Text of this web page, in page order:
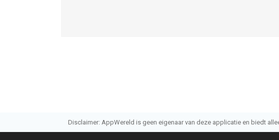
Disclaimer: AppWereld is geen eigenaar van deze applicatie en biedt